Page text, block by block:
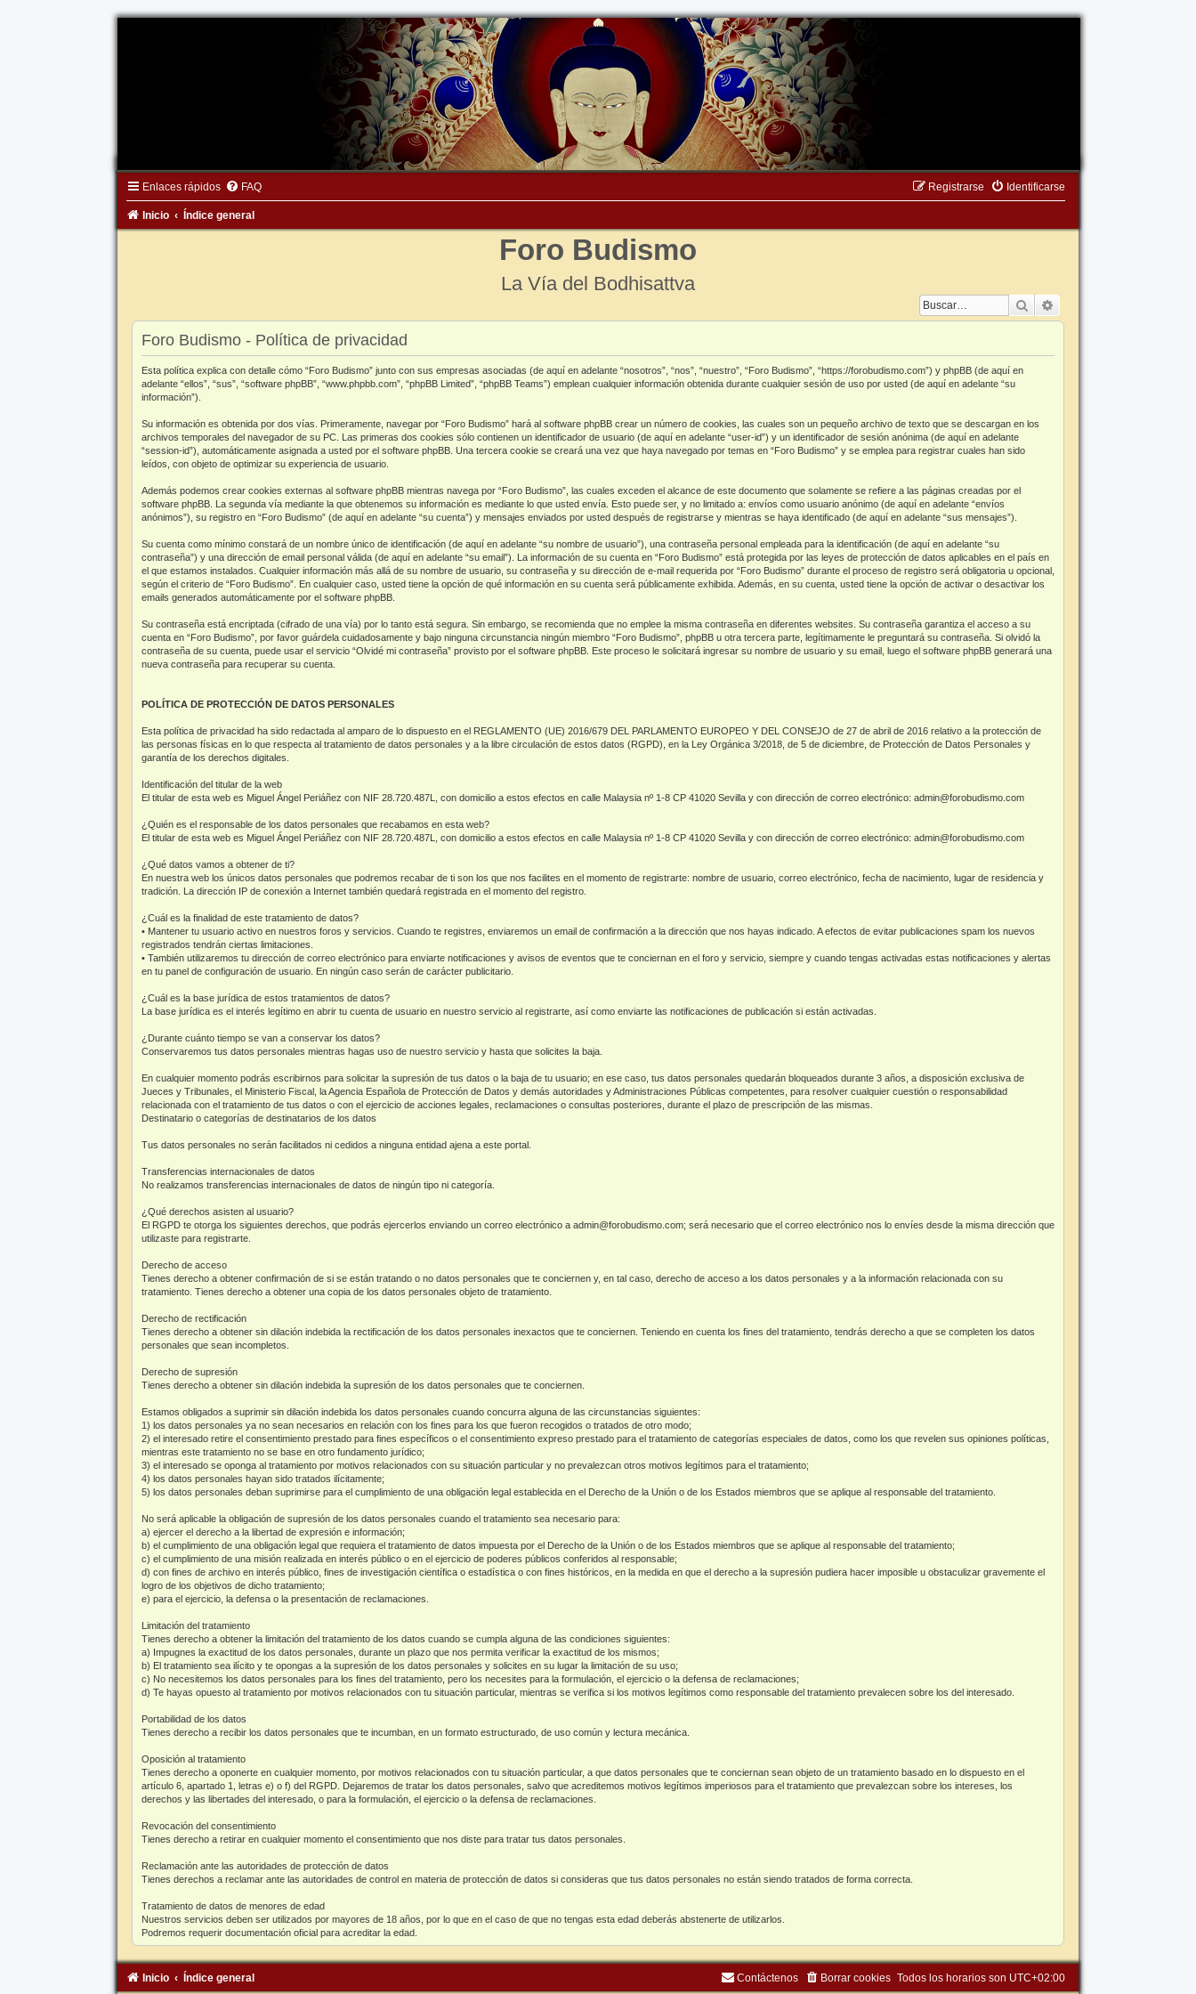
Enlaces rápidos FAQ Identificarse
Registrarse
Inicio Índice general
Foro Budismo
La Vía del Bodhisattva
Buscar
Foro Budismo - Política de privacidad
Esta política explica con detalle cómo “Foro Budismo” junto con sus empresas asociadas (de aquí en adelante “nosotros”, “nos”, “nuestro”, “Foro Budismo”, “https://forobudismo.com”) y phpBB (de aquí en
adelante “ellos”, “sus”, “software phpBB”, “www.phpbb.com”, “phpBB Limited”, “phpBB Teams”) emplean cualquier información obtenida durante cualquier sesión de uso por usted (de aquí en adelante “su
información”).
Su información es obtenida por dos vías. Primeramente, navegar por “Foro Budismo” hará al software phpBB crear un número de cookies, las cuales son un pequeño archivo de texto que se descargan en los
archivos temporales del navegador de su PC. Las primeras dos cookies sólo contienen un identificador de usuario (de aquí en adelante “user-id”) y un identificador de sesión anónima (de aquí en adelante
“session-id”), automáticamente asignada a usted por el software phpBB. Una tercera cookie se creará una vez que haya navegado por temas en “Foro Budismo” y se emplea para registrar cuales han sido
leídos, con objeto de optimizar su experiencia de usuario.
Además podemos crear cookies externas al software phpBB mientras navega por “Foro Budismo”, las cuales exceden el alcance de este documento que solamente se refiere a las páginas creadas por el
software phpBB. La segunda vía mediante la que obtenemos su información es mediante lo que usted envía. Esto puede ser, y no limitado a: envíos como usuario anónimo (de aquí en adelante “envíos
anónimos”), su registro en “Foro Budismo” (de aquí en adelante “su cuenta”) y mensajes enviados por usted después de registrarse y mientras se haya identificado (de aquí en adelante “sus mensajes”).
Su cuenta como mínimo constará de un nombre único de identificación (de aquí en adelante “su nombre de usuario”), una contraseña personal empleada para la identificación (de aquí en adelante “su
contraseña”) y una dirección de email personal válida (de aquí en adelante “su email”). La información de su cuenta en “Foro Budismo” está protegida por las leyes de protección de datos aplicables en el país en
el que estamos instalados. Cualquier información más allá de su nombre de usuario, su contraseña y su dirección de e-mail requerida por “Foro Budismo” durante el proceso de registro será obligatoria u opcional,
según el criterio de “Foro Budismo”. En cualquier caso, usted tiene la opción de qué información en su cuenta será públicamente exhibida. Además, en su cuenta, usted tiene la opción de activar o desactivar los
emails generados automáticamente por el software phpBB.
Su contraseña está encriptada (cifrado de una vía) por lo tanto está segura. Sin embargo, se recomienda que no emplee la misma contraseña en diferentes websites. Su contraseña garantiza el acceso a su
cuenta en “Foro Budismo”, por favor guárdela cuidadosamente y bajo ninguna circunstancia ningún miembro “Foro Budismo”, phpBB u otra tercera parte, legítimamente le preguntará su contraseña. Si olvidó la
contraseña de su cuenta, puede usar el servicio “Olvidé mi contraseña” provisto por el software phpBB. Este proceso le solicitará ingresar su nombre de usuario y su email, luego el software phpBB generará una
nueva contraseña para recuperar su cuenta.
POLÍTICA DE PROTECCIÓN DE DATOS PERSONALES
Esta política de privacidad ha sido redactada al amparo de lo dispuesto en el REGLAMENTO (UE) 2016/679 DEL PARLAMENTO EUROPEO Y DEL CONSEJO de 27 de abril de 2016 relativo a la protección de
las personas físicas en lo que respecta al tratamiento de datos personales y a la libre circulación de estos datos (RGPD), en la Ley Orgánica 3/2018, de 5 de diciembre, de Protección de Datos Personales y
garantía de los derechos digitales.
Identificación del titular de la web
El titular de esta web es Miguel Ángel Periáñez con NIF 28.720.487L, con domicilio a estos efectos en calle Malaysia nº 1-8 CP 41020 Sevilla y con dirección de correo electrónico: admin@forobudismo.com
¿Quién es el responsable de los datos personales que recabamos en esta web?
El titular de esta web es Miguel Ángel Periáñez con NIF 28.720.487L, con domicilio a estos efectos en calle Malaysia nº 1-8 CP 41020 Sevilla y con dirección de correo electrónico: admin@forobudismo.com
¿Qué datos vamos a obtener de ti?
En nuestra web los únicos datos personales que podremos recabar de ti son los que nos facilites en el momento de registrarte: nombre de usuario, correo electrónico, fecha de nacimiento, lugar de residencia y
tradición. La dirección IP de conexión a Internet también quedará registrada en el momento del registro.
¿Cuál es la finalidad de este tratamiento de datos?
• Mantener tu usuario activo en nuestros foros y servicios. Cuando te registres, enviaremos un email de confirmación a la dirección que nos hayas indicado. A efectos de evitar publicaciones spam los nuevos
registrados tendrán ciertas limitaciones.
• También utilizaremos tu dirección de correo electrónico para enviarte notificaciones y avisos de eventos que te conciernan en el foro y servicio, siempre y cuando tengas activadas estas notificaciones y alertas
en tu panel de configuración de usuario. En ningún caso serán de carácter publicitario.
¿Cuál es la base jurídica de estos tratamientos de datos?
La base jurídica es el interés legítimo en abrir tu cuenta de usuario en nuestro servicio al registrarte, así como enviarte las notificaciones de publicación si están activadas.
¿Durante cuánto tiempo se van a conservar los datos?
Conservaremos tus datos personales mientras hagas uso de nuestro servicio y hasta que solicites la baja.
En cualquier momento podrás escribirnos para solicitar la supresión de tus datos o la baja de tu usuario; en ese caso, tus datos personales quedarán bloqueados durante 3 años, a disposición exclusiva de
Jueces y Tribunales, el Ministerio Fiscal, la Agencia Española de Protección de Datos y demás autoridades y Administraciones Públicas competentes, para resolver cualquier cuestión o responsabilidad
relacionada con el tratamiento de tus datos o con el ejercicio de acciones legales, reclamaciones o consultas posteriores, durante el plazo de prescripción de las mismas.
Destinatario o categorías de destinatarios de los datos
Tus datos personales no serán facilitados ni cedidos a ninguna entidad ajena a este portal.
Transferencias internacionales de datos
No realizamos transferencias internacionales de datos de ningún tipo ni categoría.
¿Qué derechos asisten al usuario?
El RGPD te otorga los siguientes derechos, que podrás ejercerlos enviando un correo electrónico a admin@forobudismo.com; será necesario que el correo electrónico nos lo envíes desde la misma dirección que
utilizaste para registrarte.
Derecho de acceso
Tienes derecho a obtener confirmación de si se están tratando o no datos personales que te conciernen y, en tal caso, derecho de acceso a los datos personales y a la información relacionada con su
tratamiento. Tienes derecho a obtener una copia de los datos personales objeto de tratamiento.
Derecho de rectificación
Tienes derecho a obtener sin dilación indebida la rectificación de los datos personales inexactos que te conciernen. Teniendo en cuenta los fines del tratamiento, tendrás derecho a que se completen los datos
personales que sean incompletos.
Derecho de supresión
Tienes derecho a obtener sin dilación indebida la supresión de los datos personales que te conciernen.
Estamos obligados a suprimir sin dilación indebida los datos personales cuando concurra alguna de las circunstancias siguientes:
1) los datos personales ya no sean necesarios en relación con los fines para los que fueron recogidos o tratados de otro modo;
2) el interesado retire el consentimiento prestado para fines específicos o el consentimiento expreso prestado para el tratamiento de categorías especiales de datos, como los que revelen sus opiniones políticas,
mientras este tratamiento no se base en otro fundamento jurídico;
3) el interesado se oponga al tratamiento por motivos relacionados con su situación particular y no prevalezcan otros motivos legítimos para el tratamiento;
4) los datos personales hayan sido tratados ilícitamente;
5) los datos personales deban suprimirse para el cumplimiento de una obligación legal establecida en el Derecho de la Unión o de los Estados miembros que se aplique al responsable del tratamiento.
No será aplicable la obligación de supresión de los datos personales cuando el tratamiento sea necesario para:
a) ejercer el derecho a la libertad de expresión e información;
b) el cumplimiento de una obligación legal que requiera el tratamiento de datos impuesta por el Derecho de la Unión o de los Estados miembros que se aplique al responsable del tratamiento;
c) el cumplimiento de una misión realizada en interés público o en el ejercicio de poderes públicos conferidos al responsable;
d) con fines de archivo en interés público, fines de investigación científica o estadística o con fines históricos, en la medida en que el derecho a la supresión pudiera hacer imposible u obstaculizar gravemente el
logro de los objetivos de dicho tratamiento;
e) para el ejercicio, la defensa o la presentación de reclamaciones.
Limitación del tratamiento
Tienes derecho a obtener la limitación del tratamiento de los datos cuando se cumpla alguna de las condiciones siguientes:
a) Impugnes la exactitud de los datos personales, durante un plazo que nos permita verificar la exactitud de los mismos;
b) El tratamiento sea ilícito y te opongas a la supresión de los datos personales y solicites en su lugar la limitación de su uso;
c) No necesitemos los datos personales para los fines del tratamiento, pero los necesites para la formulación, el ejercicio o la defensa de reclamaciones;
d) Te hayas opuesto al tratamiento por motivos relacionados con tu situación particular, mientras se verifica si los motivos legítimos como responsable del tratamiento prevalecen sobre los del interesado.
Portabilidad de los datos
Tienes derecho a recibir los datos personales que te incumban, en un formato estructurado, de uso común y lectura mecánica.
Oposición al tratamiento
Tienes derecho a oponerte en cualquier momento, por motivos relacionados con tu situación particular, a que datos personales que te conciernan sean objeto de un tratamiento basado en lo dispuesto en el
artículo 6, apartado 1, letras e) o f) del RGPD. Dejaremos de tratar los datos personales, salvo que acreditemos motivos legítimos imperiosos para el tratamiento que prevalezcan sobre los intereses, los
derechos y las libertades del interesado, o para la formulación, el ejercicio o la defensa de reclamaciones.
Revocación del consentimiento
Tienes derecho a retirar en cualquier momento el consentimiento que nos diste para tratar tus datos personales.
Reclamación ante las autoridades de protección de datos
Tienes derechos a reclamar ante las autoridades de control en materia de protección de datos si consideras que tus datos personales no están siendo tratados de forma correcta.
Tratamiento de datos de menores de edad
Nuestros servicios deben ser utilizados por mayores de 18 años, por lo que en el caso de que no tengas esta edad deberás abstenerte de utilizarlos.
Podremos requerir documentación oficial para acreditar la edad.
Inicio Índice general Todos los horarios son UTC+02:00
Borrar cookies
Contáctenos